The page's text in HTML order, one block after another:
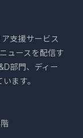
支援サービス
ュースを配信す
部門、ディー
ます。